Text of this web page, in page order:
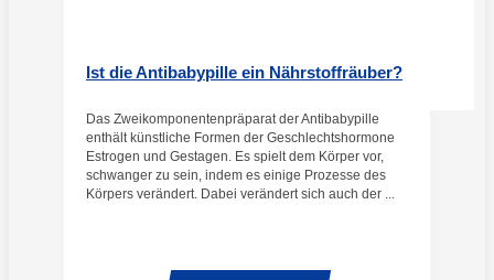
Ist die Antibabypille ein Nährstoffräuber?
Das Zweikomponentenpräparat der Antibabypille
enthält künstliche Formen der Geschlechtshormone
Estrogen und Gestagen. Es spielt dem Körper vor,
schwanger zu sein, indem es einige Prozesse des
Körpers verändert. Dabei verändert sich auch der ...